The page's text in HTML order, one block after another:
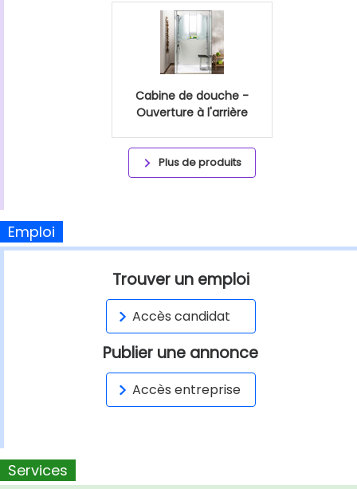
Cabine de douche -
Ouverture à l'arrière
Plus de produits
Emploi
Trouver un emploi
Accès candidat
Publier une annonce
Accès entreprise
Services